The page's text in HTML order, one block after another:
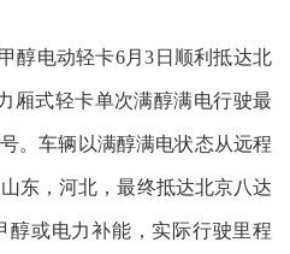
醇电动轻卡6月3日顺利抵达北
厢式轻卡单次满醇满电行驶最
。车辆以满醇满电状态从远程
东，河北，最终抵达北京八达
醇或电力补能，实际行驶里程